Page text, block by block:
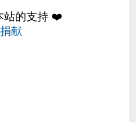
站的支持 ❤️
献